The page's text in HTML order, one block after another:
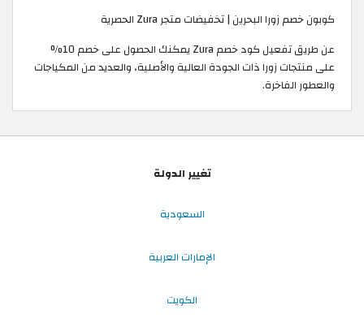
كوبون خصم زورا البحرين | تخفيضات متجر Zura الحصرية
عن طريق تفعيل كود خصم Zura يمكنك الحصول على خصم 10%
على منتجات زورا ذات الجودة العالية والأصلية، والعديد من المكياجات
والعطور الفاخرة.
تغيير الدولة
السعودية
الإمارات العربية
الكويت